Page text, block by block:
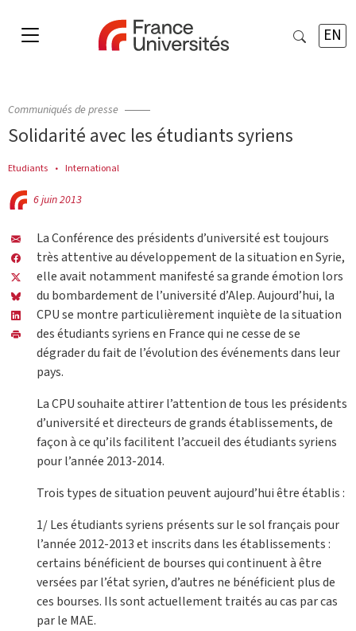
EN
Communiqués de presse
Solidarité avec les étudiants syriens
Etudiants International
6 juin 2013
La Conférence des présidents d’université est toujours
très attentive au développement de la situation en Syrie,
elle avait notamment manifesté sa grande émotion lors
du bombardement de l’université d’Alep. Aujourd’hui, la
CPU se montre particulièrement inquiète de la situation
des étudiants syriens en France qui ne cesse de se
dégrader du fait de l’évolution des événements dans leur
pays.
La CPU souhaite attirer l’attention de tous les présidents
d’université et directeurs de grands établissements, de
façon à ce qu’ils facilitent l’accueil des étudiants syriens
pour l’année 2013-2014.
Trois types de situation peuvent aujourd’hui être établis :
1/ Les étudiants syriens présents sur le sol français pour
l’année 2012-2013 et inscrits dans les établissements :
certains bénéficient de bourses qui continuent à être
versées par l’état syrien, d’autres ne bénéficient plus de
ces bourses. Ils sont actuellement traités au cas par cas
par le MAE.